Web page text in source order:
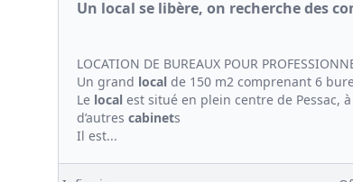
Un local se libère, on recherche des
LOCATION DE BUREAUX POUR
Un grand local de 150 m2 comprenant 6
Le local est situé en plein centre de Pessac,
d’autres cabinets
Il est...